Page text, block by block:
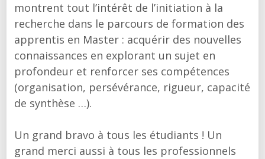
montrent tout l’intérêt de l’initiation à la
recherche dans le parcours de formation des
apprentis en Master : acquérir des nouvelles
connaissances en explorant un sujet en
profondeur et renforcer ses compétences
(organisation, persévérance, rigueur, capacité
de synthèse …).
Un grand bravo à tous les étudiants ! Un
grand merci aussi à tous les professionnels